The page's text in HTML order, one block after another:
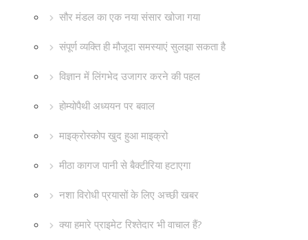
सौर मंडल का एक नया संसार खोजा गया
संपूर्ण व्यक्ति ही मौजूदा समस्याएं सुलझा सकता है
विज्ञान में लिंगभेद उजागर करने की पहल
होम्योपैथी अध्ययन पर बवाल
माइक्रोस्कोप खुद हुआ माइक्रो
मीठा कागज पानी से बैक्टीरिया हटाएगा
नशा विरोधी प्रयासों के लिए अच्छी खबर
क्या हमारे प्राइमेट रिश्तेदार भी वाचाल हैं?